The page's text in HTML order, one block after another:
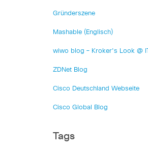
Gründerszene
Mashable (Englisch)
wiwo blog – Kroker's Look @ IT
ZDNet Blog
Cisco Deutschland Webseite
Cisco Global Blog
Tags